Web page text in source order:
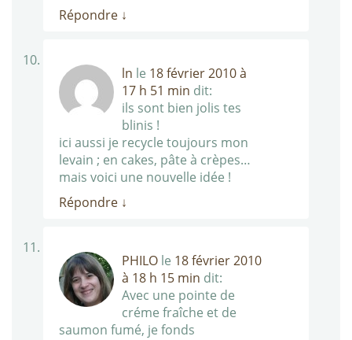
Répondre ↓
ln le 18 février 2010 à
17 h 51 min dit:
ils sont bien jolis tes
blinis !
ici aussi je recycle toujours mon
levain ; en cakes, pâte à crèpes…
mais voici une nouvelle idée !
Répondre ↓
PHILO le 18 février 2010
à 18 h 15 min dit:
Avec une pointe de
créme fraîche et de
saumon fumé, je fonds